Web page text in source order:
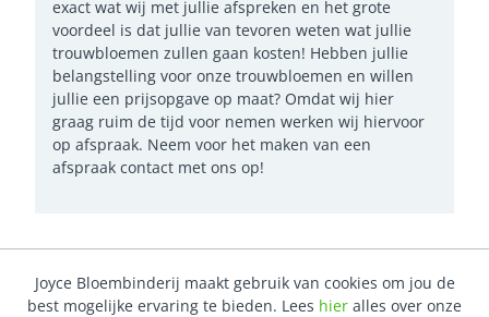
exact wat wij met jullie afspreken en het grote
voordeel is dat jullie van tevoren weten wat jullie
trouwbloemen zullen gaan kosten! Hebben jullie
belangstelling voor onze trouwbloemen en willen
jullie een prijsopgave op maat? Omdat wij hier
graag ruim de tijd voor nemen werken wij hiervoor
op afspraak. Neem voor het maken van een
afspraak contact met ons op!
Joyce Bloembinderij maakt gebruik van cookies om jou de
best mogelijke ervaring te bieden. Lees hier alles over onze